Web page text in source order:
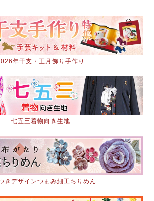
年干支・正月飾り手作り
七五三着物向き生地
きデザインつまみ細工ちりめん